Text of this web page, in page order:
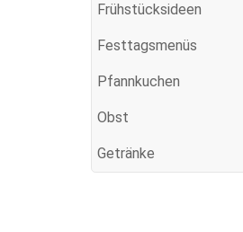
Frühstücksideen
Festtagsmenüs
Pfannkuchen
Obst
Getränke